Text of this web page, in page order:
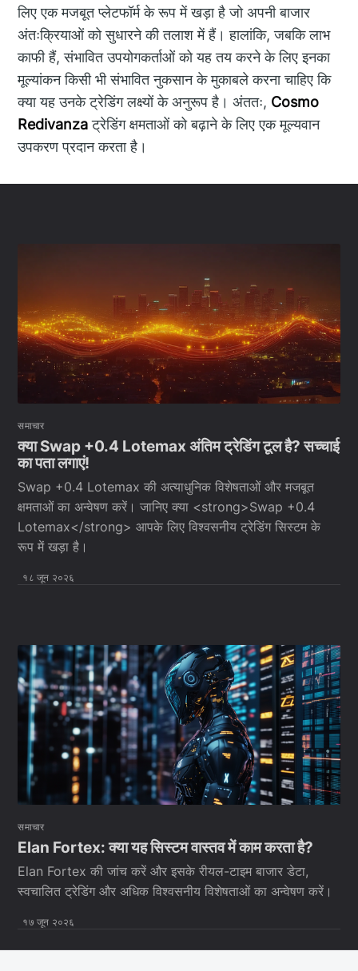
लिए एक मजबूत प्लेटफॉर्म के रूप में खड़ा है जो अपनी बाजार
अंतःक्रियाओं को सुधारने की तलाश में हैं। हालांकि, जबकि लाभ
काफी हैं, संभावित उपयोगकर्ताओं को यह तय करने के लिए इनका
मूल्यांकन किसी भी संभावित नुकसान के मुकाबले करना चाहिए कि
क्या यह उनके ट्रेडिंग लक्ष्यों के अनुरूप है। अंततः, Cosmo
Redivanzaट्रेडिंग क्षमताओं को बढ़ाने के लिए एक मूल्यवान
उपकरण प्रदान करता है।
समाचार
क्या Swap +0.4 Lotemax अंतिम ट्रेडिंग टूल है? सच्चाई
का पता लगाएं!
Swap +0.4 Lotemax की अत्याधुनिक विशेषताओं और मजबूत
क्षमताओं का अन्वेषण करें। जानिए क्या <strong>Swap +0.4
Lotemax</strong> आपके लिए विश्वसनीय ट्रेडिंग सिस्टम के
रूप में खड़ा है।
१८ जून २०२६
समाचार
Elan Fortex: क्या यह सिस्टम वास्तव में काम करता है?
Elan Fortex की जांच करें और इसके रीयल-टाइम बाजार डेटा,
स्वचालित ट्रेडिंग और अधिक विश्वसनीय विशेषताओं का अन्वेषण करें।
१७ जून २०२६